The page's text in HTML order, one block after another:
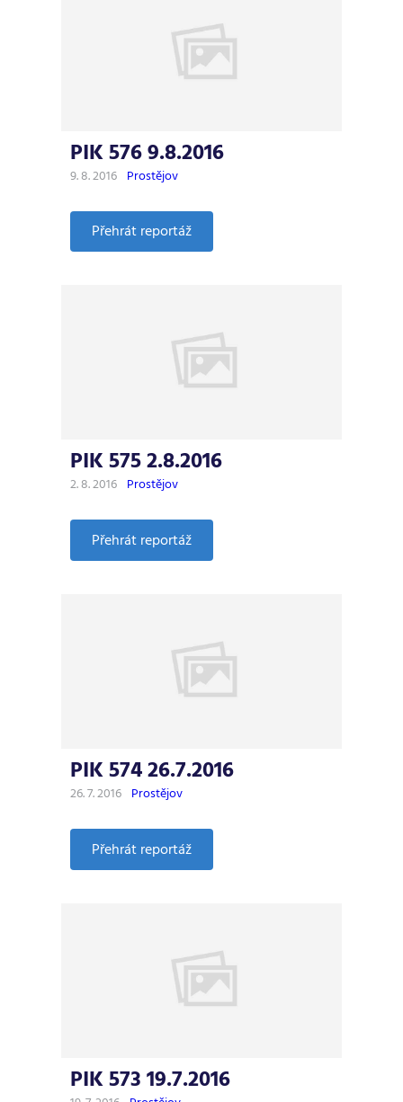
PIK 576 9.8.2016
9. 8. 2016 Prostějov
Přehrát reportáž:
PIK
PIK 575 2.8.2016
2. 8. 2016 Prostějov
Přehrát reportáž:
PIK
PIK 574 26.7.2016
26. 7. 2016 Prostějov
Přehrát reportáž:
PIK
PIK 573 19.7.2016